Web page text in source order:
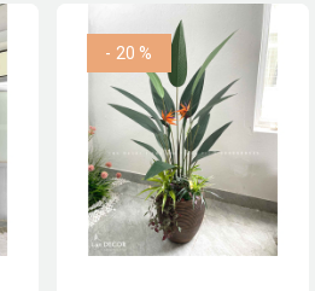
- 20 %